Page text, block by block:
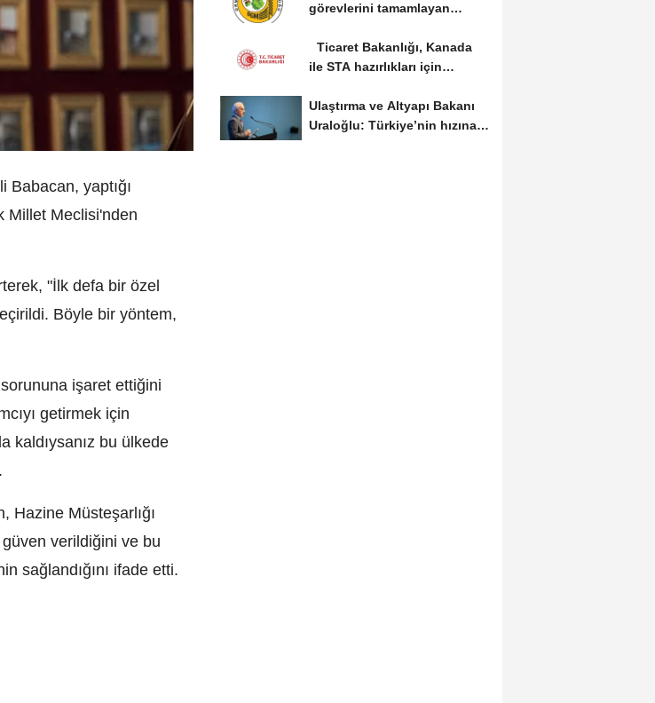
Babacan, yaptığı
Millet Meclisi'nden
"İlk defa bir özel
Böyle bir yöntem,
işaret ettiğini
getirmek için
kaldıysanız bu ülkede
Hazine Müsteşarlığı
güven verildiğini ve bu
sağlandığını ifade etti.
görevlerini tamamlayan
Ticaret Bakanlığı, Kanada
ile STA hazırlıkları için
Ulaştırma ve Altyapı Bakanı
Uraloğlu: Türkiye’nin hızına